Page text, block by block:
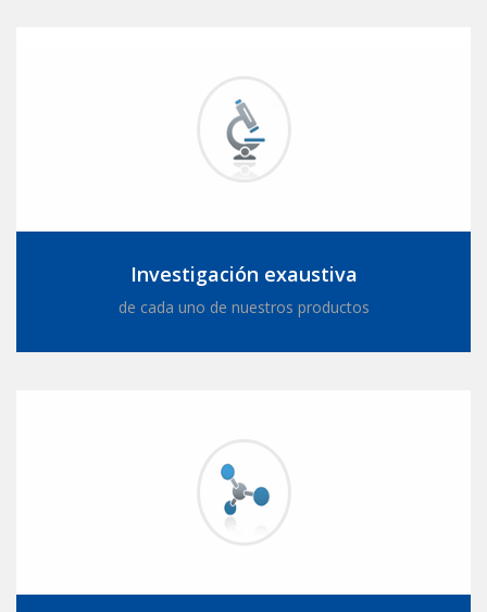
Investigación exaustiva
de cada uno de nuestros productos